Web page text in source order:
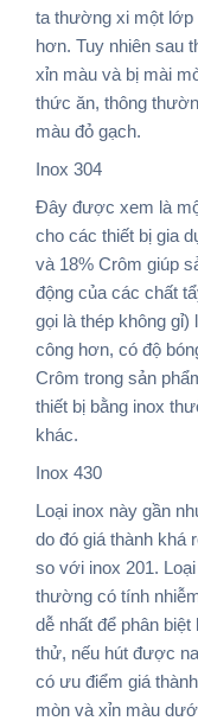
ta thường xi một lớp
hơn. Tuy nhiên sau
xỉn màu và bị mài
thức ăn, thông
màu đỏ gạch.
Inox 304
Đây được xem là
cho các thiết bị gia
và 18% Crôm giúp
động của các chất
gọi là thép không gỉ)
công hơn, có độ
Crôm trong sản
thiết bị bằng inox
khác.
Inox 430
Loại inox này gần
do đó giá thành khá
so với inox 201.
thường có tính
dễ nhất để phân
thử, nếu hút được
có ưu điểm giá
mòn và xỉn màu